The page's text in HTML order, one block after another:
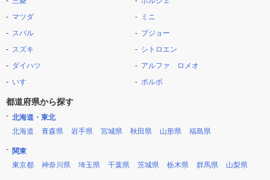
マツダ
スバル
スズキ
ダイハツ
いすゞ
ミニ
プジョー
シトロエン
アルファ ロメオ
ボルボ
都道府県から探す
北海道・東北
北海道
青森県 岩手県 宮城県 秋田県 山形県 福島県
関東
東京都
神奈川県 埼玉県 千葉県 茨城県 栃木県 群馬県 山梨県